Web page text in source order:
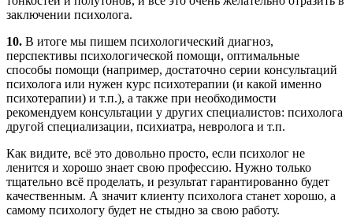
заключении психолога.
10. В итоге мы пишем психологический диагноз,
перспективы психологической помощи, оптимальные
способы помощи (например, достаточно серии консультаций
психолога или нужен курс психотерапии (и какой именно
психотерапии) и т.п.), а также при необходимости
рекомендуем консультации у других специалистов: психолога
другой специализации, психиатра, невролога и т.п.
Как видите, всё это довольно просто, если психолог не
ленится и хорошо знает свою профессию. Нужно только
тщательно всё проделать, и результат гарантированно будет
качественным. А значит клиенту психолога станет хорошо, а
самому психологу будет не стыдно за свою работу.